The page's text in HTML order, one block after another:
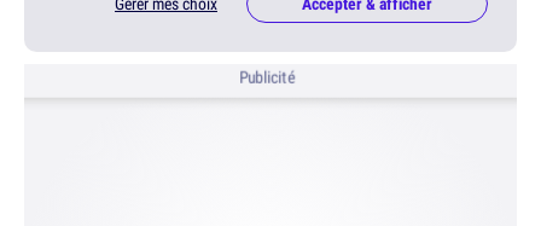
Publicité